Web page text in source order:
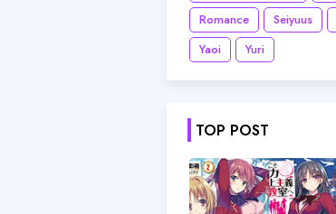
Romance
Seiyuus
Yaoi
Yuri
TOP POST